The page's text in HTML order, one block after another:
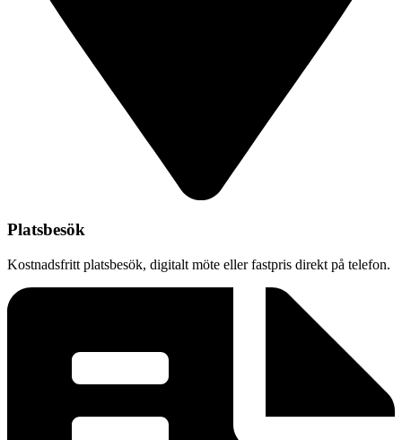
Platsbesök
Kostnadsfritt platsbesök, digitalt möte eller fastpris direkt på telefon.